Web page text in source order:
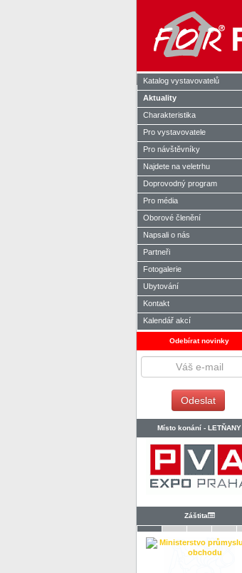
Katalog vystavovatelů
Aktuality
Charakteristika
Pro vystavovatele
Pro návštěvníky
Najdete na veletrhu
Doprovodný program
Pro média
Oborové členění
Napsali o nás
Partneři
Fotogalerie
Ubytování
Kontakt
Kalendář akcí
Odebírat novinky
Místo konání - LETŇANY
Záštita